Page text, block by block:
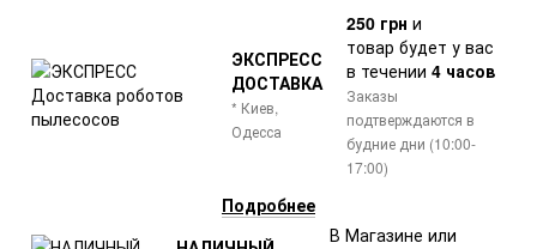
ЭКСПРЕСС
ДОСТАВКА
* Киев,
Одесса
250 грн и
товар будет у вас
в течении 4 часов
Заказы
подтверждаются в
будние дни (10:00-
17:00)
Подробнее
В Магазине или